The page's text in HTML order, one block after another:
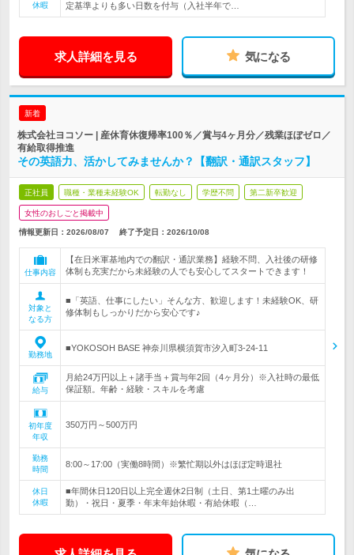
休暇
定基準よりも多い日数を付与（入社半年で…
求人詳細を見る 気になる
新着
株式会社ヨコソー | 産休育休復帰率100％／賞与4ヶ月分／残業ほぼゼロ／
有給取得推進
その英語力、活かしてみませんか？【翻訳・通訳スタッフ】
正社員 職種・業種未経験OK 転勤なし 学歴不問 第二新卒歓迎
女性のおしごと掲載中
情報更新日：2026/08/07 終了予定日： 2026/10/08
仕事内容
【在日米軍基地内での翻訳・通訳業務】経験不問、入社後の研修
体制も充実だから未経験の人でも安心してスタートできます！
対象と
なる方
■「英語、仕事にしたい」そんな方、歓迎します！未経験OK、研
修体制もしっかりだから安心です♪
勤務地
■YOKOSOH BASE 神奈川県横須賀市汐入町3-24-11
給与
月給24万円以上＋諸手当＋賞与年2回（4ヶ月分）※入社時の最低
保証額。年齢・経験・スキルを考慮
初年度
年収
350万円～500万円
勤務
時間
8:00～17:00（実働8時間）※繁忙期以外はほぼ定時退社
休日
休暇
■年間休日120日以上完全週休2日制（土日、第1土曜のみ出
勤）・祝日・夏季・年末年始休暇・有給休暇（…